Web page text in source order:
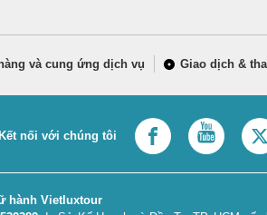
và cung ứng dịch vụ Giao dịch &
Kết nối với chúng tôi
hành Vietluxtour